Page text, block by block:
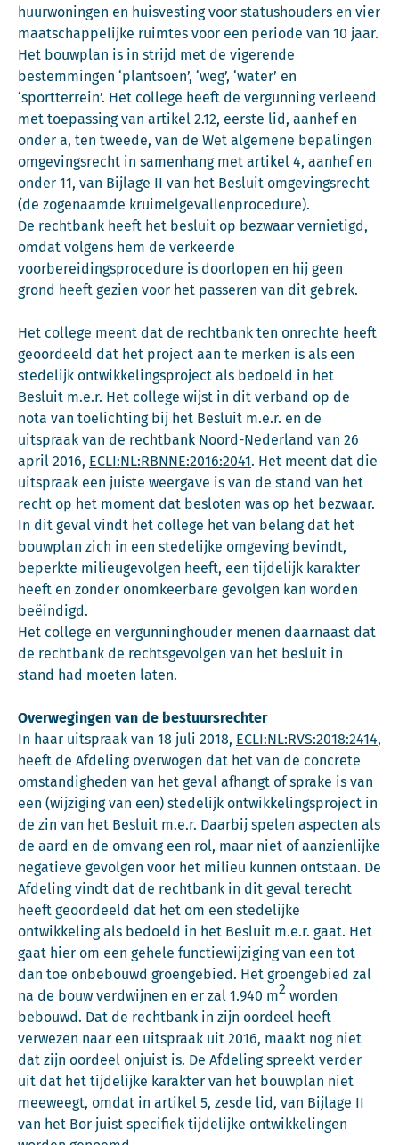
huurwoningen en huisvesting voor statushouders en vier
maatschappelijke ruimtes voor een periode van 10 jaar.
Het bouwplan is in strijd met de vigerende
bestemmingen ‘plantsoen’, ‘weg’, ‘water’ en
‘sportterrein’. Het college heeft de vergunning verleend
met toepassing van artikel 2.12, eerste lid, aanhef en
onder a, ten tweede, van de Wet algemene bepalingen
omgevingsrecht in samenhang met artikel 4, aanhef en
onder 11, van Bijlage II van het Besluit omgevingsrecht
(de zogenaamde kruimelgevallenprocedure).
De rechtbank heeft het besluit op bezwaar vernietigd,
omdat volgens hem de verkeerde
voorbereidingsprocedure is doorlopen en hij geen
grond heeft gezien voor het passeren van dit gebrek.
Het college meent dat de rechtbank ten onrechte heeft
geoordeeld dat het project aan te merken is als een
stedelijk ontwikkelingsproject als bedoeld in het
Besluit m.e.r. Het college wijst in dit verband op de
nota van toelichting bij het Besluit m.e.r. en de
uitspraak van de rechtbank Noord-Nederland van 26
april 2016, ECLI:NL:RBNNE:2016:2041. Het meent dat die
uitspraak een juiste weergave is van de stand van het
recht op het moment dat besloten was op het bezwaar.
In dit geval vindt het college het van belang dat het
bouwplan zich in een stedelijke omgeving bevindt,
beperkte milieugevolgen heeft, een tijdelijk karakter
heeft en zonder onomkeerbare gevolgen kan worden
beëindigd.
Het college en vergunninghouder menen daarnaast dat
de rechtbank de rechtsgevolgen van het besluit in
stand had moeten laten.
Overwegingen van de bestuursrechter
In haar uitspraak van 18 juli 2018, ECLI:NL:RVS:2018:2414,
heeft de Afdeling overwogen dat het van de concrete
omstandigheden van het geval afhangt of sprake is van
een (wijziging van een) stedelijk ontwikkelingsproject in
de zin van het Besluit m.e.r. Daarbij spelen aspecten als
de aard en de omvang een rol, maar niet of aanzienlijke
negatieve gevolgen voor het milieu kunnen ontstaan. De
Afdeling vindt dat de rechtbank in dit geval terecht
heeft geoordeeld dat het om een stedelijke
ontwikkeling als bedoeld in het Besluit m.e.r. gaat. Het
gaat hier om een gehele functiewijziging van een tot
dan toe onbebouwd groengebied. Het groengebied zal
na de bouw verdwijnen en er zal 1.940 m2 worden
bebouwd. Dat de rechtbank in zijn oordeel heeft
verwezen naar een uitspraak uit 2016, maakt nog niet
dat zijn oordeel onjuist is. De Afdeling spreekt verder
uit dat het tijdelijke karakter van het bouwplan niet
meeweegt, omdat in artikel 5, zesde lid, van Bijlage II
van het Bor juist specifiek tijdelijke ontwikkelingen